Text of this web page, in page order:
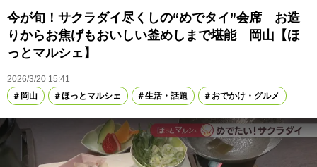
今が旬！サクラダイ尽くしの“めでタイ”会席 お造
りからお焦げもおいしい釜めしまで堪能 岡山【ほ
っとマルシェ】
2026/3/20 15:41
岡山
ほっとマルシェ 生活・話題 おでかけ・グルメ